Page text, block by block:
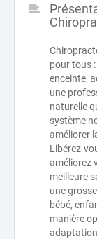
pour tous
enceinte,
une
naturelle
système
améliorer
Libérez-
améliorez
meilleure
une
bébé,
manière